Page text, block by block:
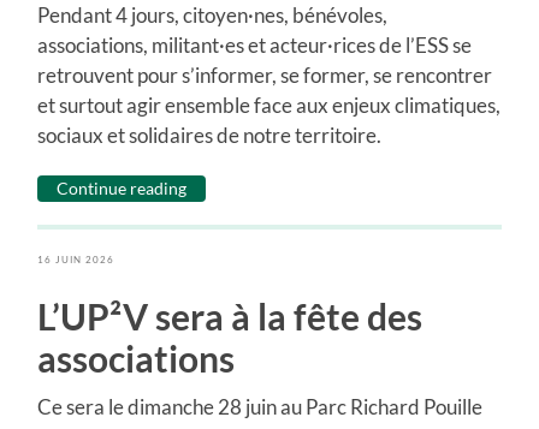
Pendant 4 jours, citoyen·nes, bénévoles,
associations, militant·es et acteur·rices de l’ESS se
retrouvent pour s’informer, se former, se rencontrer
et surtout agir ensemble face aux enjeux climatiques,
sociaux et solidaires de notre territoire.
Continue reading
16 JUIN 2026
L’UP²V sera à la fête des
associations
Ce sera le dimanche 28 juin au Parc Richard Pouille